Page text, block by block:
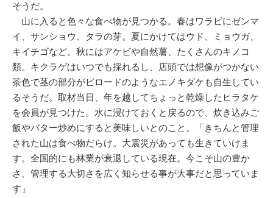
そうだ。
山に入ると色々な食べ物が見つかる。春はワラビにゼンマ
イ、サンショウ、タラの芽。夏にかけてはウド、ミョウガ、
キイチゴなど。秋にはアケビや自然薯、たくさんのキノコ
類。キクラゲはいつでも採れるし、店頭では想像がつかない
茶色で茎の部分がビロードのようなエノキダケも自生してい
るそうだ。取材当日、年を越してちょっと乾燥したヒラタケ
を会員が見つけた。水に浸けておくと戻るので、炊き込みご
飯やバター炒めにすると美味しいとのこと。「きちんと管理
された山は食べ物だらけ。大震災があっても生きていけま
す。全国的にも林業が衰退している現在。今こそ山の豊か
さ、管理する大切さを広く知らせる事が大事だと思っていま
す」